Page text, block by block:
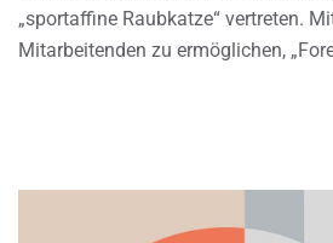
„sportaffine Raubkatze“ vertreten.
Mitarbeitenden zu ermöglichen,